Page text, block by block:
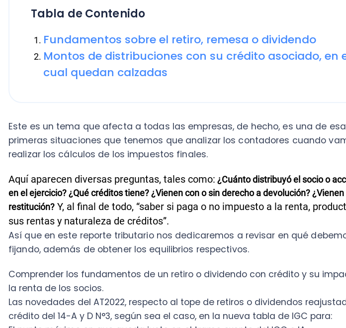
Montos de distribuciones con su crédito asociado, en el
cual quedan calzadas
Este es un tema que afecta a todas las empresas, de hecho, es una de esas
en el ejercicio? ¿Qué créditos tiene? ¿Vienen con o sin derecho a devolución? ¿Vienen con o sin
restitución? Y, alfnal de todo, “saber si paga o no impuesto a la renta, producto de
sus rentas y naturaleza de créditos”.
fijando, además de obtener los equilibrios respectivos.
Comprender los fundamentos de un retiro o dividendo con crédito y su impacto en
la renta de los socios.
Las novedades del AT2022, respecto al tope de retiros o dividendos reajustados, con
crédito del 14-A y D N°3, según sea el caso, en la nueva tabla de IGC para:
El punto máximo en que queda justo en el tramo exento del IGC o IA
El punto máximo en los que se obtiene una renta calzada.
Fundamentos sobre el retiro, remesa o dividendo
Cuando se tiene un retiro, remesa o dividendo (En adelante “distribución”,